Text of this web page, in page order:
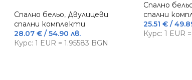
Спално бельо, Двулицеви
спални комплекти
28.07 € / 54.90 лв.
Курс: 1 EUR = 1.95583 BGN
Спално
спални
25.51 € /
Курс: 1 EUR